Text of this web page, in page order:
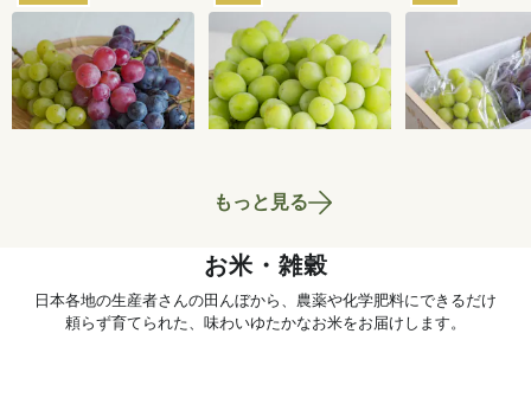
【産地直送】葡萄畑
ふくじろうのふぞろ
い濃厚ぶどう 1.6kg
送料込 6,750円
【産地直送】やまな
し笛吹のシャインマ
スカット 1.2kg（特
栽相当）
送料込 6,580円
【産地直送】
輝きとシャイ
カット 1.2kg
笛吹・特栽相
送料込
もっと見る
お米・雑穀
日本各地の生産者さんの田んぼから、農薬や化学肥料にできるだけ
頼らず育てられた、味わいゆたかなお米をお届けします。